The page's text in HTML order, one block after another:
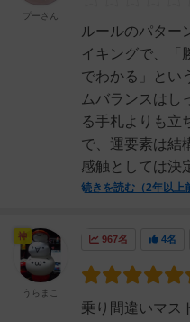
ルールのパター
イキングで、「
でわかる」とい
ムバランスはし
る手札よりも立
で、運要素は結
感触としては決
続きを読む（2年以上
プーさん
967名 4名
乗り間違いマス
神
うらまこ